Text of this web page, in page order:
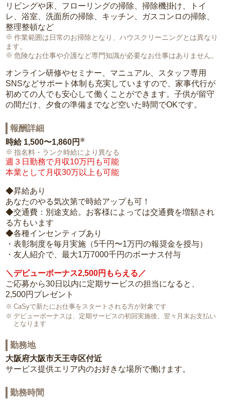
リビングや床、フローリングの掃除、掃除機掛け、トイ
レ、浴室、洗面所の掃除、キッチン、ガスコンロの掃除、
整理整頓など
作業範囲は日常のお掃除となり、ハウスクリーニングとは異なり
ます。
危険なお仕事や介護など専門知識が必要なお仕事はありません。
オンライン研修やセミナー、マニュアル、スタッフ専用
SNSなどサポート体制も充実していますので、家事代行が
初めての人でも安心して働くことができます。子供が留守
の間だけ、夕食の準備までなど空いた時間でOKです。
報酬詳細
時給 1,500〜1,860円 ※
指名料・ランク時給により異なる
週３日勤務で月収10万円も可能
本業として月収30万以上も可能
◆昇給あり
あなたのやる気次第で時給アップも可！
◆交通費：別途支給。お客様によっては交通費を増額され
る方もいます
◆各種インセンティブあり
・表彰制度を毎月実施（5千円〜1万円の報奨金を授与）
・友人紹介で、最大1万7000千円のボーナス付与
＼デビューボーナス2,500円もらえる／
ご応募から30日以内に定期サービスの担当になると、
2,500円プレゼント
CaSyで新たにお仕事をスタートされる方が対象です
デビューボーナスは、定期サービスの初回実施後、翌々月末お支払い
となります
勤務地
大阪府大阪市天王寺区付近
サービス提供エリア内のお好きな場所で働けます。
勤務時間